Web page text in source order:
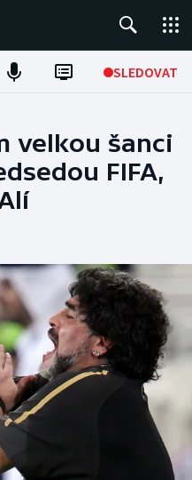
SLEDOVAT
velkou šanci
FIFA,